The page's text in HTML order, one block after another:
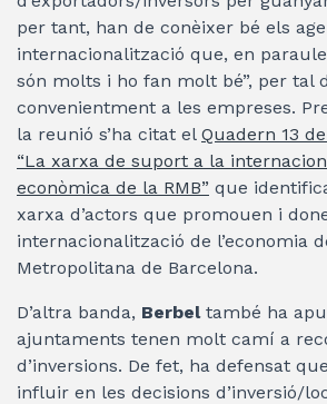
per tant, han de conèixer bé els
internacionalització que, en
són molts i ho fan molt bé”, per tal
convenientment a les empreses.
la reunió s’ha citat el Quadern 13
“La xarxa de suport a la
econòmica de la RMB” que
xarxa d’actors que promouen i
internacionalització de l’economia
Metropolitana de Barcelona.
D’altra banda, Berbeltambé ha
ajuntaments tenen molt camí a
d’inversions. De fet, ha defensat
influir en les decisions d’inversió/